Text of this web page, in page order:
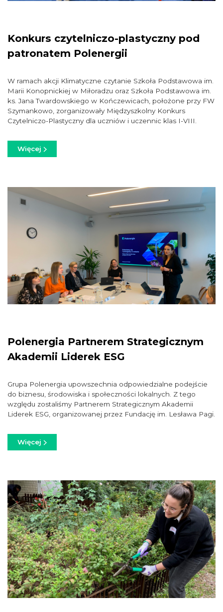
Konkurs czytelniczo-plastyczny pod
patronatem Polenergii
W ramach akcji Klimatyczne czytanie Szkoła Podstawowa im.
Marii Konopnickiej w Miłoradzu oraz Szkoła Podstawowa im.
ks. Jana Twardowskiego w Kończewicach, położone przy FW
Szymankowo, zorganizowały Międzyszkolny Konkurs
Czytelniczo-Plastyczny dla uczniów i uczennic klas I-VIII.
Więcej
Polenergia Partnerem Strategicznym
Akademii Liderek ESG
Grupa Polenergia upowszechnia odpowiedzialne podejście
do biznesu, środowiska i społeczności lokalnych. Z tego
względu zostaliśmy Partnerem Strategicznym Akademii
Liderek ESG, organizowanej przez Fundację im. Lesława Pagi.
Więcej